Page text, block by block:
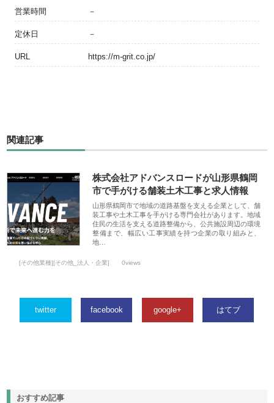
営業時間 －
定休日 －
URL https://m-grit.co.jp/
関連記事
株式会社アドバンスロードが山形県鶴岡
市で手がける舗装土木工事と求人情報
山形県鶴岡市で地域の道路基盤を支える企業として、舗
装工事や土木工事を手がける専門会社があります。地域
住民の生活を支える道路整備から、公共施設周辺の環境
整備まで、幅広い工事実績を持つ企業の取り組みと、
地…
[その他業種][その他_法人・企業] 0views
twitter facebook google+ はてブ
おすすめ記事